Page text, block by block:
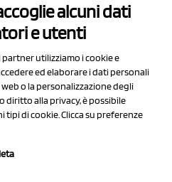
Policy
Policy
Siamo
alcuni dati
e utenti
partner utilizziamo i cookie e
ed elaborare i dati personali
o la personalizzazione degli
diritto alla privacy, è possibile
di cookie. Clicca su preferenze